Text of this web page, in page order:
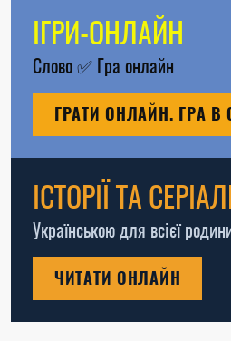
ІГРИ-ОНЛАЙН
Слово✅ Гра онлайн
ГРАТИ ОНЛАЙН. ГРА В
ІСТОРІЇ ТА
Українською для всієї
ЧИТАТИ ОНЛАЙН